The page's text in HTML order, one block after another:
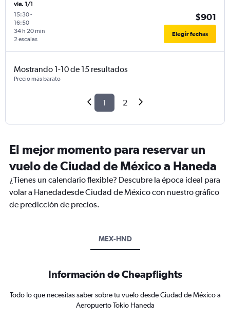
vie. 1/1
15:30-
16:50
2 escalas
34 h 20 min
$901
Elegir fechas
Mostrando 1-10 de 15 resultados
Precio más barato
1 2
El mejor momento para reservar un
vuelo de Ciudad de México a Haneda
¿Tienes un calendario flexible? Descubre la época ideal para
volar a Hanedadesde Ciudad de México con nuestro gráfico
de predicción de precios.
MEX-HND
Información de Cheapflights
Todo lo que necesitas saber sobre tu vuelo desde Ciudad de México a
Aeropuerto Tokio Haneda